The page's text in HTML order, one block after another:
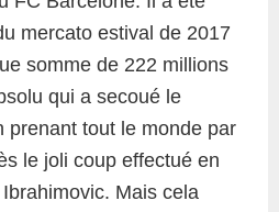
mercato estival de 2017
somme de 222 millions
qui a secoué le
prenant tout le monde par
le joli coup effectué en
Mais cela